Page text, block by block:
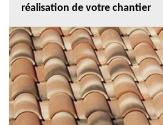
réalisation de votre chantier